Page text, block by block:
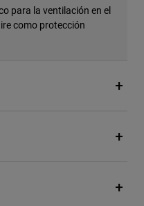
para la ventilación en el
como protección